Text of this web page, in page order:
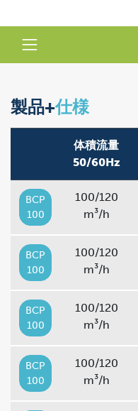
製品+仕様
体積流量
50/60Hz
BCP
100
100/120
m³/h
BCP
100
100/120
m³/h
BCP
100
100/120
m³/h
BCP
100
100/120
m³/h